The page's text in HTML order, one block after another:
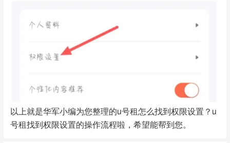
以上就是华军小编为您整理的u号租怎么找到权限设置？u
号租找到权限设置的操作流程啦，希望能帮到您。